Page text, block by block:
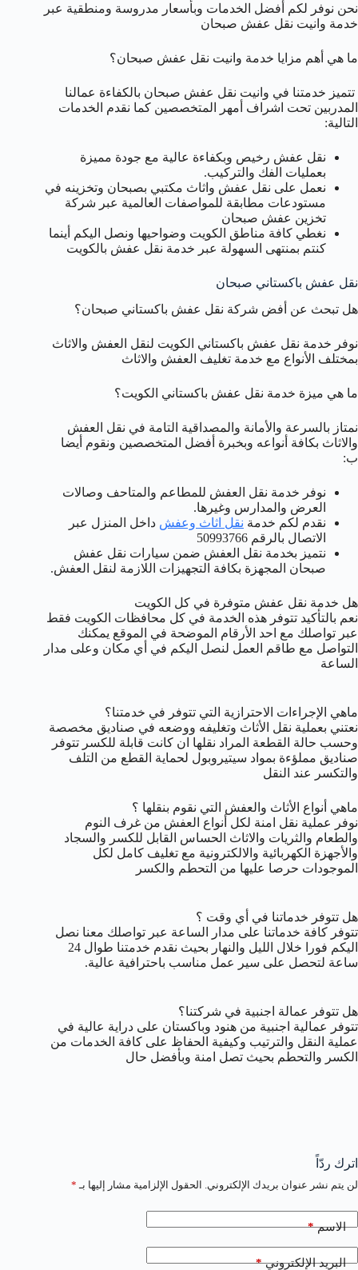
نحن نوفر لكم أفضل الخدمات وبأسعار مدروسة ومنطقية عبر
خدمة وانيت نقل عفش صبحان
ما هي أهم مزايا خدمة وانيت نقل عفش صبحان؟
تتميز خدمتنا في وانيت نقل عفش صبحان بالكفاءة عمالنا
المدربين تحت اشراف أمهر المتخصصين كما نقدم الخدمات
التالية:
نقل عفش رخيص وبكفاءة عالية مع جودة مميزة
بعمليات الفك والتركيب.
نعمل على نقل عفش واثاث مكتبي بصبحان وتخزينه في
مستودعات مطابقة للمواصفات العالمية عبر شركة
تخزين عفش صبحان
نغطي كافة مناطق الكويت وضواحيها ونصل اليكم أينما
كنتم بمنتهى السهولة عبر خدمة نقل عفش بالكويت
نقل عفش باكستاني صبحان
هل تبحث عن أفض شركة نقل عفش باكستاني صبحان؟
نوفر خدمة نقل عفش باكستاني الكويت لنقل العفش والاثاث
بمختلف الأنواع مع خدمة تغليف العفش والاثاث
ما هي ميزة خدمة نقل عفش باكستاني الكويت؟
نمتاز بالسرعة والأمانة والمصداقية التامة في نقل العفش
والاثاث بكافة أنواعه وبخبرة أفضل المتخصصين ونقوم أيضا
ب:
نوفر خدمة نقل العفش للمطاعم والمتاحف وصالات
العرض والمدارس وغيرها.
نقدم لكم خدمة نقل اثاث وعفش داخل المنزل عبر
الاتصال بالرقم 50993766
نتميز بخدمة نقل العفش ضمن سيارات نقل عفش
صبحان المجهزة بكافة التجهيزات اللازمة لنقل العفش.
هل خدمة نقل عفش متوفرة في كل الكويت
نعم بالتأكيد تتوفر هذه الخدمة في كل محافظات الكويت فقط
عبر تواصلك مع احد الأرقام الموضحة في الموقع يمكنك
التواصل مع طاقم العمل لنصل اليكم في أي مكان وعلى مدار
الساعة
ماهي الإجراءات الاحترازية التي تتوفر في خدمتنا؟
نعتني بعملية نقل الأثاث وتغليفه ووضعه في صناديق مخصصة
وحسب حالة القطعة المراد نقلها ان كانت قابلة للكسر تتوفر
صناديق مملؤءة بمواد سيتيروبول لحماية القطع من التلف
والتكسر عند النقل
ماهي أنواع الأثاث والعفش التي نقوم بنقلها ؟
نوفر عملية نقل امنة لكل أنواع العفش من غرف النوم
والطعام والثريات والاثاث الحساس القابل للكسر والسجاد
والأجهزة الكهربائية والالكترونية مع تغليف كامل لكل
الموجودات حرصا عليها من التحطم والكسر
هل تتوفر خدماتنا في أي وقت ؟
تتوفر كافة خدماتنا على مدار الساعة عبر تواصلك معنا نصل
اليكم فورا خلال الليل والنهار بحيث نقدم خدمتنا طوال 24
ساعة لتحصل على سير عمل مناسب باحترافية عالية.
هل تتوفر عمالة اجنبية في شركتنا؟
تتوفر عمالية اجنبية من هنود وباكستان على دراية عالية في
عملية النقل والترتيب وكيفية الحفاظ على كافة الخدمات من
الكسر والتحطم بحيث تصل امنة وبأفضل حال
اترك ردّاً
لن يتم نشر عنوان بريدك الإلكتروني. الحقول الإلزامية مشار إليها بـ *
الاسم*
البريد الإلكتروني*